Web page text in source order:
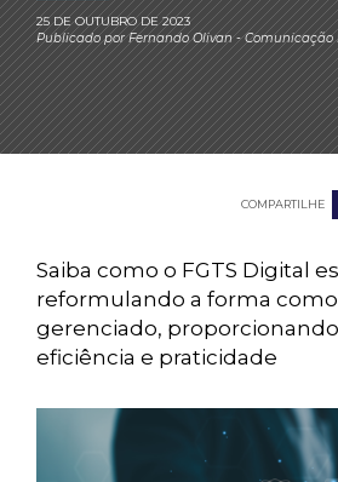
25 DE OUTUBRO DE 2023
Publicado porFernando Olivan- Comunicação
COMPARTILHE
Saiba como o FGTS Digital
reformulando a forma como
gerenciado,
eficiência e praticidade